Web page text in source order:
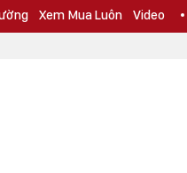
Xem Mua Luôn Video